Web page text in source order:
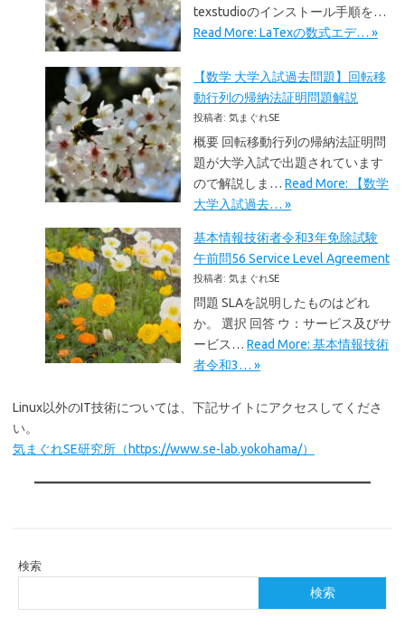
texstudioのインストール手順を…
Read More: LaTexの数式エデ… »
【数学 大学入試過去問題】回転移
動行列の帰納法証明問題解説
投稿者: 気まぐれSE
概要 回転移動行列の帰納法証明問
題が大学入試で出題されています
ので解説しま… Read More: 【数学
大学入試過去… »
基本情報技術者令和3年免除試験
午前問56 Service Level Agreement
投稿者: 気まぐれSE
問題 SLAを説明したものはどれ
か。 選択 回答 ウ：サービス及びサ
ービス… Read More: 基本情報技術
者令和3… »
Linux以外のIT技術については、下記サイトにアクセスしてくださ
い。
気まぐれSE研究所（https://www.se-lab.yokohama/）
検索
検索